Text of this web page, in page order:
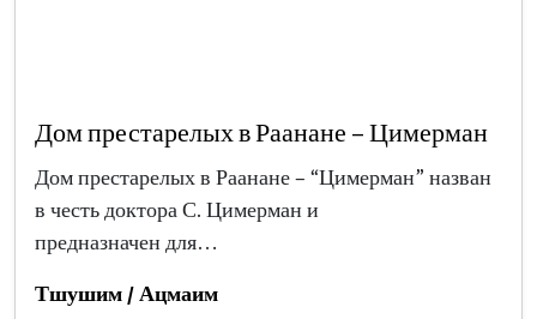
Дом престарелых в Раанане – Цимерман
Дом престарелых в Раанане – “Цимерман” назван
в честь доктора С. Цимерман и
предназначен для…
Тшушим / Ацмаим